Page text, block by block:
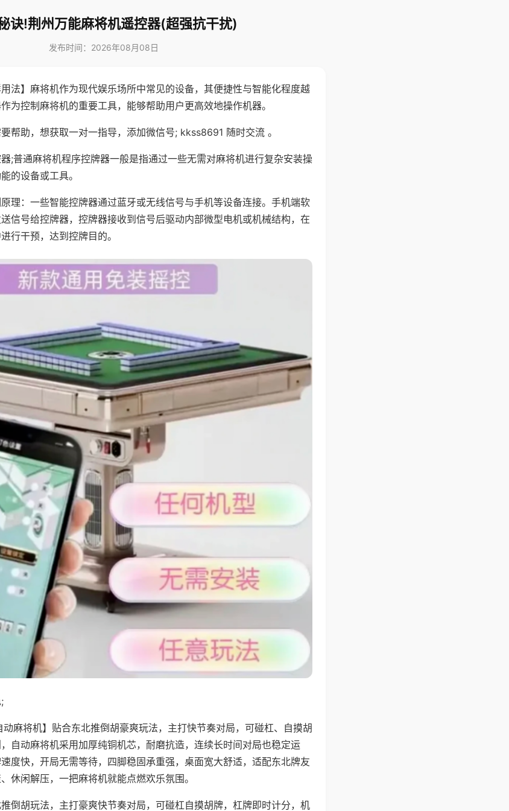
诀!荆州万能麻将机遥控器(超强抗干扰)
发布时间：2026年08月08日
用法】麻将机作为现代娱乐场所中常见的设备，其便捷性与智能化程度越
为控制麻将机的重要工具，能够帮助用户更高效地操作机器。
帮助，想获取一对一指导，添加微信号; kkss8691 随时交流 。
;普通麻将机程序控牌器一般是指通过一些无需对麻将机进行复杂安装操
的设备或工具。
理：一些智能控牌器通过蓝牙或无线信号与手机等设备连接。手机端软
信号给控牌器，控牌器接收到信号后驱动内部微型电机或机械结构，在
行干预，达到控牌目的。
动麻将机】贴合东北推倒胡豪爽玩法，主打快节奏对局，可碰杠、自摸胡
自动麻将机采用加厚纯铜机芯，耐磨抗造，连续长时间对局也稳定运
度快，开局无需等待，四脚稳固承重强，桌面宽大舒适，适配东北牌友
休闲解压，一把麻将机就能点燃欢乐氛围。
倒胡玩法，主打豪爽快节奏对局，可碰杠自摸胡牌，杠牌即时计分，机